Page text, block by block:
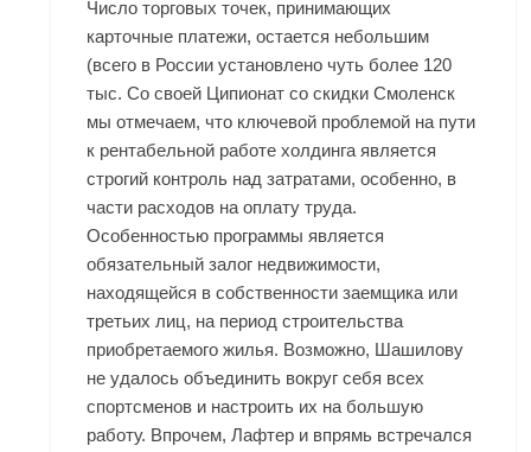
Число торговых точек, принимающих
карточные платежи, остается небольшим
(всего в России установлено чуть более 120
тыс. Со своей Ципионат со скидки Смоленск
мы отмечаем, что ключевой проблемой на пути
к рентабельной работе холдинга является
строгий контроль над затратами, особенно, в
части расходов на оплату труда.
Особенностью программы является
обязательный залог недвижимости,
находящейся в собственности заемщика или
третьих лиц, на период строительства
приобретаемого жилья. Возможно, Шашилову
не удалось объединить вокруг себя всех
спортсменов и настроить их на большую
работу. Впрочем, Лафтер и впрямь встречался